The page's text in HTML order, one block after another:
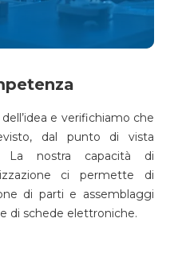
e verifichiamo che
dal punto di vista
La nostra capacità di
ci permette di
di parti e assemblaggi
di schede elettroniche.